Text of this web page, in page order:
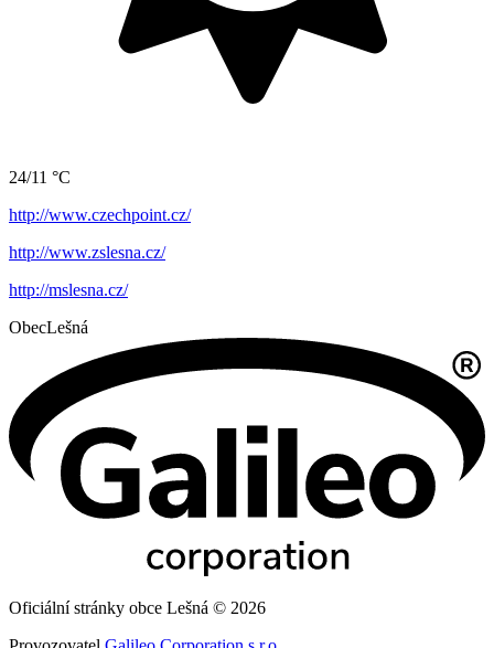
24/11 °C
http://www.czechpoint.cz/
http://www.zslesna.cz/
http://mslesna.cz/
ObecLešná
Oficiální stránky obce Lešná © 2026